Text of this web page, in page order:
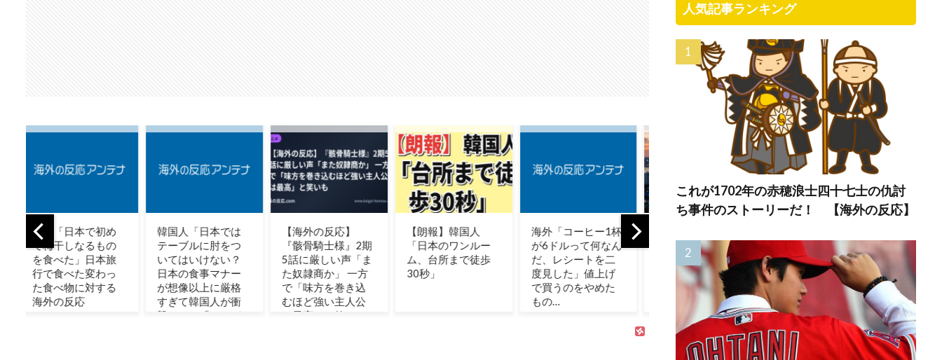
【海外の反応】
『骸骨騎士様』2期
5話に厳しい声「ま
た奴隷商か」 一方
で「味方を巻き込
むほど強い主人公
は最高」と笑いも
【朗報】韓国人
「日本のワンルー
ム、台所まで徒歩
30秒」
海外「コーヒー1杯
が6ドルって何なん
だ、レシートを二
度見した」値上げ
で買うのをやめた
もの…
韓国人「記録が途
切れた…」村上宗隆
がレッドソックス
戦で12試合ぶりノ
ーヒット、連続試
合安打は11で止ま
韓国、サッカーW
杯予選で審判を性
接待して買収して
いたことが判明！
何と日本も巻き込
ぜ日本の軽トラッ
クはアメリカのピ
ックアップトラッ
クの代わりになり
つつあるんだ？
発生時の病院手術
中に突然の大揺れ
が凄まじい状況
だ」
日本では
に肘をつ
けない？
事マナー
上に厳格
国人が衝
人気記事ランキング
これが1702年の赤穂浪士四十七士の仇討
ち事件のストーリーだ！ 【海外の反応】